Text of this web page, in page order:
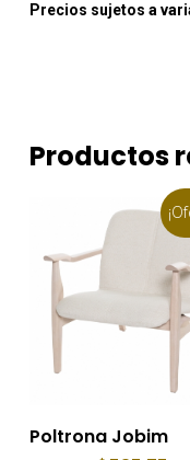
Precios sujetos a
Productos
Añadir Al
Poltrona Jobim